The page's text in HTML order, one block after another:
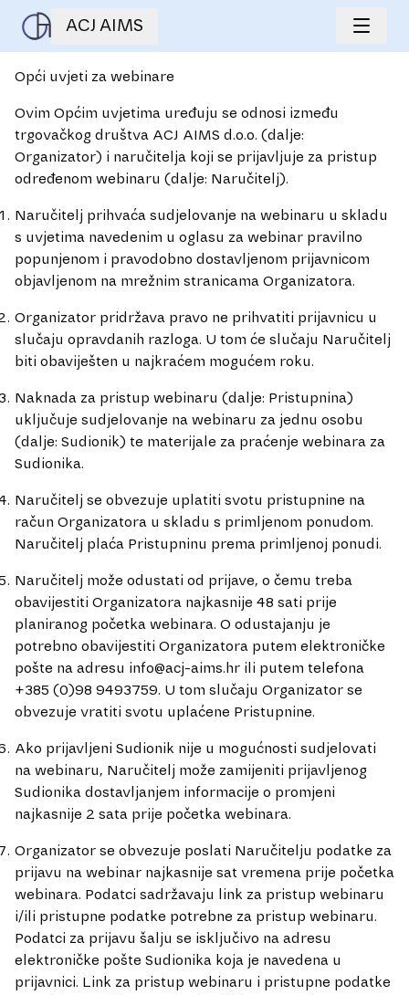
ACJ AIMS
Opći uvjeti za webinare
Ovim Općim uvjetima uređuju se odnosi između
trgovačkog društva ACJ AIMS d.o.o. (dalje:
Organizator) i naručitelja koji se prijavljuje za pristup
određenom webinaru (dalje: Naručitelj).
Naručitelj prihvaća sudjelovanje na webinaru u skladu
s uvjetima navedenim u oglasu za webinar pravilno
popunjenom i pravodobno dostavljenom prijavnicom
objavljenom na mrežnim stranicama Organizatora.
Organizator pridržava pravo ne prihvatiti prijavnicu u
slučaju opravdanih razloga. U tom će slučaju Naručitelj
biti obaviješten u najkraćem mogućem roku.
Naknada za pristup webinaru (dalje: Pristupnina)
uključuje sudjelovanje na webinaru za jednu osobu
(dalje: Sudionik) te materijale za praćenje webinara za
Sudionika.
Naručitelj se obvezuje uplatiti svotu pristupnine na
račun Organizatora u skladu s primljenom ponudom.
Naručitelj plaća Pristupninu prema primljenoj ponudi.
Naručitelj može odustati od prijave, o čemu treba
obavijestiti Organizatora najkasnije 48 sati prije
planiranog početka webinara. O odustajanju je
potrebno obavijestiti Organizatora putem elektroničke
pošte na adresu info@acj-aims.hr ili putem telefona
+385 (0)98 9493759. U tom slučaju Organizator se
obvezuje vratiti svotu uplaćene Pristupnine.
Ako prijavljeni Sudionik nije u mogućnosti sudjelovati
na webinaru, Naručitelj može zamijeniti prijavljenog
Sudionika dostavljanjem informacije o promjeni
najkasnije 2 sata prije početka webinara.
Organizator se obvezuje poslati Naručitelju podatke za
prijavu na webinar najkasnije sat vremena prije početka
webinara. Podatci sadržavaju link za pristup webinaru
i/ili pristupne podatke potrebne za pristup webinaru.
Podatci za prijavu šalju se isključivo na adresu
elektroničke pošte Sudionika koja je navedena u
prijavnici. Link za pristup webinaru i pristupne podatke